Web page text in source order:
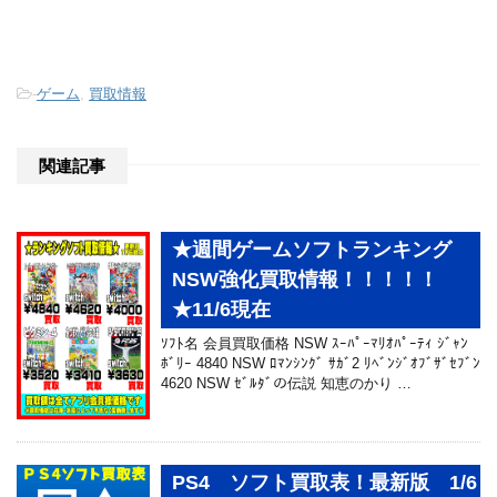
-ゲーム 買取情報
関連記事
★週間ゲームソフトランキング
NSW強化買取情報！！！！！
★11/6現在
ｿﾌﾄ名 会員買取価格 NSW ｽｰﾊﾟｰﾏﾘｵﾊﾟｰﾃｨ ｼﾞｬﾝ
ﾎﾞﾘｰ 4840 NSW ﾛﾏﾝｼﾝｸﾞ ｻｶﾞ2 ﾘﾍﾞﾝｼﾞｵﾌﾞｻﾞｾﾌﾞﾝ
4620 NSW ｾﾞﾙﾀﾞの伝説 知恵のかり …
PS4 ソフト買取表！最新版 1/6